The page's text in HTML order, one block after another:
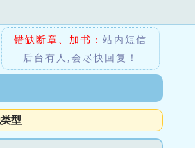
错缺断章、加书： 站内短信
后台有人,会尽快回复！
型